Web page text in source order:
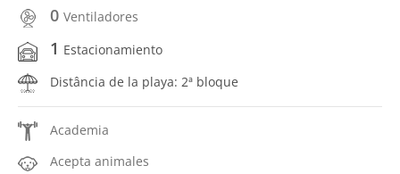
0 Ventiladores
1 Estacionamiento
Distância de la playa: 2ª bloque
Academia
Acepta animales